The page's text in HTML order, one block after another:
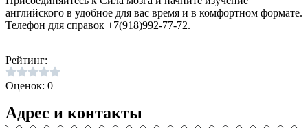
английского в удобное для вас время и в комфортном формате.
Телефон для справок +7(918)992-77-72.
Рейтинг:
Оценок: 0
Адрес и контакты